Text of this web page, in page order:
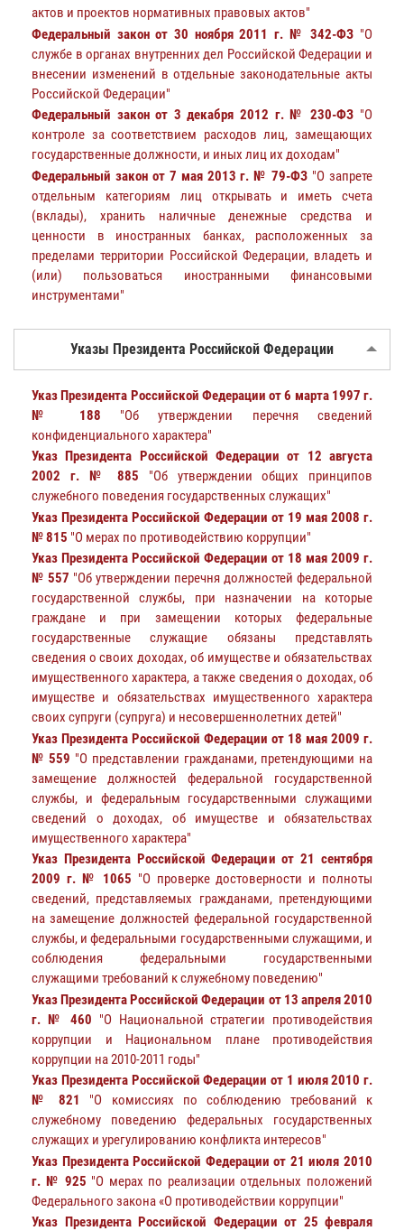
актов и проектов нормативных правовых актов"
Федеральный закон от 30 ноября 2011 г. № 342-ФЗ "О
службе в органах внутренних дел Российской Федерации и
внесении изменений в отдельные законодательные акты
Российской Федерации"
Федеральный закон от 3 декабря 2012 г. № 230-ФЗ "О
контроле за соответствием расходов лиц, замещающих
государственные должности, и иных лиц их доходам"
Федеральный закон от 7 мая 2013 г. № 79-ФЗ "О запрете
отдельным категориям лиц открывать и иметь счета
(вклады), хранить наличные денежные средства и
ценности в иностранных банках, расположенных за
пределами территории Российской Федерации, владеть и
(или) пользоваться иностранными финансовыми
инструментами"
Указы Президента Российской Федерации
Указ Президента Российской Федерации от 6 марта 1997 г.
№ 188 "Об утверждении перечня сведений
конфиденциального характера"
Указ Президента Российской Федерации от 12 августа
2002 г. № 885 "Об утверждении общих принципов
служебного поведения государственных служащих"
Указ Президента Российской Федерации от 19 мая 2008 г.
№ 815 "О мерах по противодействию коррупции"
Указ Президента Российской Федерации от 18 мая 2009 г.
№ 557 "Об утверждении перечня должностей федеральной
государственной службы, при назначении на которые
граждане и при замещении которых федеральные
государственные служащие обязаны представлять
сведения о своих доходах, об имуществе и обязательствах
имущественного характера, а также сведения о доходах, об
имуществе и обязательствах имущественного характера
своих супруги (супруга) и несовершеннолетних детей"
Указ Президента Российской Федерации от 18 мая 2009 г.
№ 559 "О представлении гражданами, претендующими на
замещение должностей федеральной государственной
службы, и федеральным государственными служащими
сведений о доходах, об имуществе и обязательствах
имущественного характера"
Указ Президента Российской Федерации от 21 сентября
2009 г. № 1065 "О проверке достоверности и полноты
сведений, представляемых гражданами, претендующими
на замещение должностей федеральной государственной
службы, и федеральными государственными служащими, и
соблюдения федеральными государственными
служащими требований к служебному поведению"
Указ Президента Российской Федерации от 13 апреля 2010
г. № 460 "О Национальной стратегии противодействия
коррупции и Национальном плане противодействия
коррупции на 2010-2011 годы"
Указ Президента Российской Федерации от 1 июля 2010 г.
№ 821
"О комиссиях по соблюдению требований к
служебному поведению федеральных государственных
служащих и урегулированию конфликта интересов"
Указ Президента Российской Федерации от 21 июля 2010
г. № 925 "О мерах по реализации отдельных положений
Федерального закона «О противодействии коррупции"
Указ Президента Российской Федерации от 25 февраля